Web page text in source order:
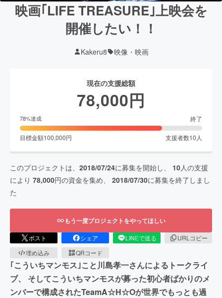
映画｢LIFE TREASURE｣上映会を
開催したい！！
Kakeru8 映像・映画
現在の支援総額
78,000円
78%達成 終了
目標金額100,000円 支援者数10 人
このプロジェクトは、 2018/07/24に募集を開始し、 10人の支援
により 78,000円の資金を集め、 2018/07/30に募集を終了しまし
た
もう一度プロジェクトをやってほしい
ポスト シェア LINEで送る
URLコピー
埋め込み
QRコード
｢こういちマンモス｣こと川島孝一さんによるトークライ
ブ、 そしてこういちマンモスが募った初心者ばかりのメ
ンバーで構成されたTeamA☆H☆Oが世界でもっとも過